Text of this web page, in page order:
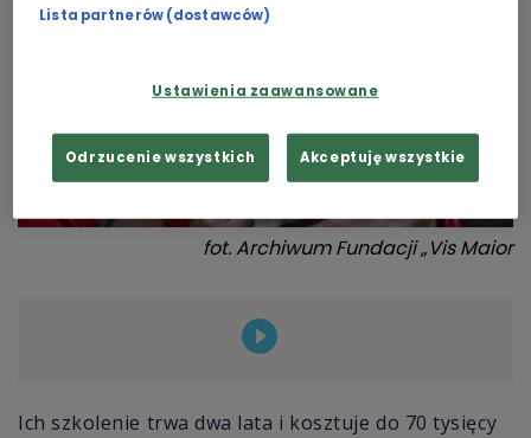
fot. Archiwum Fundacji „Vis Maior
Ich szkolenie trwa dwa lata i kosztuje do 70 tysięcy
Lista partnerów (dostawców)
Ustawienia zaawansowane
Odrzucenie wszystkich Akceptuję wszystkie